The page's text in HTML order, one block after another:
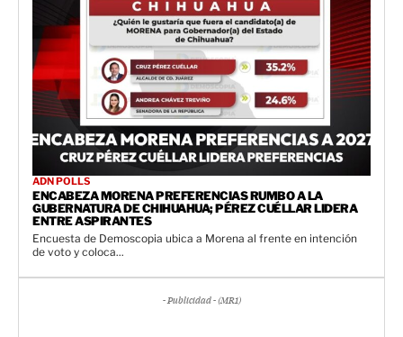
ADN POLLS
ENCABEZA MORENA PREFERENCIAS RUMBO A LA
GUBERNATURA DE CHIHUAHUA; PÉREZ CUÉLLAR LIDERA
ENTRE ASPIRANTES
Encuesta de Demoscopia ubica a Morena al frente en intención
de voto y coloca...
- Publicidad - (MR1)